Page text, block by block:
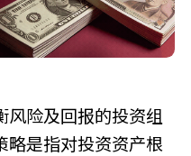
风险及回报的投资组
略是指对投资资产根